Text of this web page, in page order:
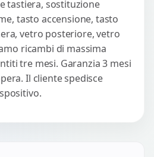
tastiera, sostituzione
tasto accensione, tasto
vetro posteriore, vetro
ricambi di massima
tre mesi. Garanzia 3 mesi
Il cliente spedisce